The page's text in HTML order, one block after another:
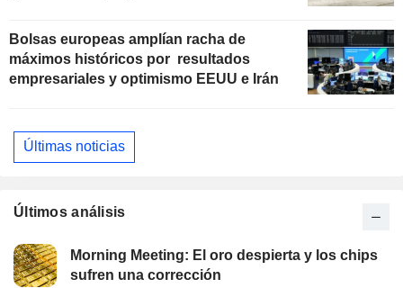
Bolsas europeas amplían racha de
máximos históricos por resultados
empresariales y optimismo EEUU e Irán
Últimas noticias
Últimos análisis
Morning Meeting: El oro despierta y los chips
sufren una corrección